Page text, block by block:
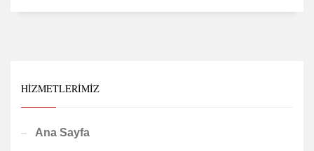
HIZMETLERIMIZ
Ana Sayfa